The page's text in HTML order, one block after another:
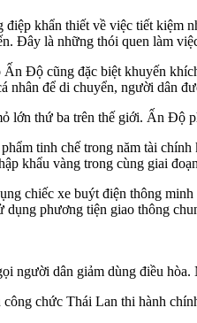
khẩn thiết về việc tiết kiệm
Đây là những thói quen làm
Độ cũng đặc biệt khuyến
nhân để di chuyển, người dân
lớn thứ ba trên thế giới. Ấn
tinh chế trong năm tài
khẩu vàng trong cùng giai
chiếc xe buýt điện thông
phương tiện giao thông
người dân giảm dùng điều hòa.
chức Thái Lan thi hành